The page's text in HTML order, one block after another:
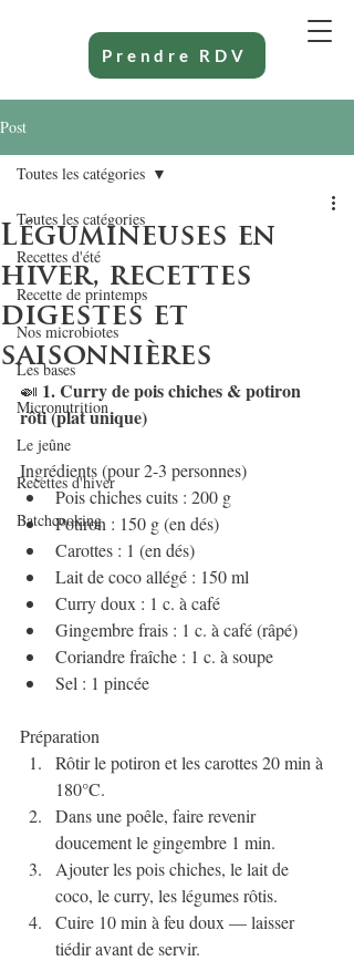
Prendre RDV
Post
Toutes les catégories
Recettes d'été
Recette de printemps
Nos microbiotes
Les bases
Micronutrition
Le jeûne
Recettes d'hiver
Batchcooking
Toutes les catégories
Légumineuses en
hiver, recettes
digestes et
saisonnières
🍛 1. Curry de pois chiches & potiron
rôti (plat unique)
Ingrédients (pour 2-3 personnes)
Pois chiches cuits : 200 g
Potiron : 150 g (en dés)
Carottes : 1 (en dés)
Lait de coco allégé : 150 ml
Curry doux : 1 c. à café
Gingembre frais : 1 c. à café (râpé)
Coriandre fraîche : 1 c. à soupe
Sel : 1 pincée
Préparation
Rôtir le potiron et les carottes 20 min à
180°C.
Dans une poêle, faire revenir
doucement le gingembre 1 min.
Ajouter les pois chiches, le lait de
coco, le curry, les légumes rôtis.
Cuire 10 min à feu doux — laisser
tiédir avant de servir.